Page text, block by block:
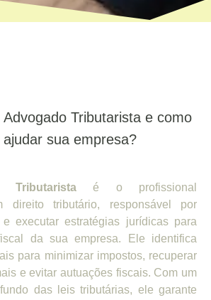
Tributarista e como
ajudar sua empresa?
Tributaristaé o profissional
direito tributário, responsável por
executar estratégias jurídicas para
da sua empresa. Ele identifica
para minimizar impostos, recuperar
e evitar autuações fiscais. Com um
das leis tributárias, ele garante